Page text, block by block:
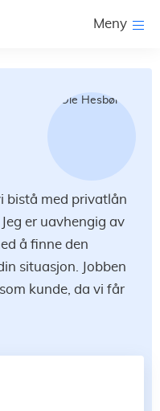
Meny
bistå med privatlån
er uavhengig av
å finne den
situasjon. Jobben
kunde, da vi får